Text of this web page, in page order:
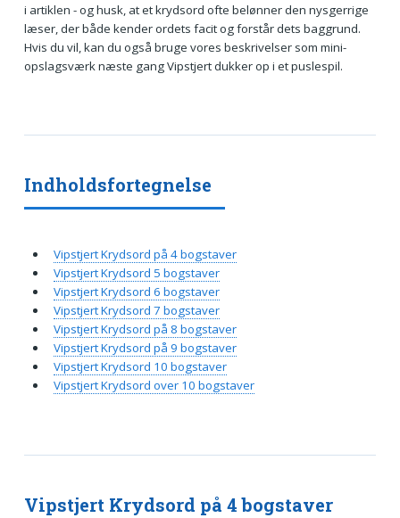
i artiklen - og husk, at et krydsord ofte belønner den nysgerrige
læser, der både kender ordets facit og forstår dets baggrund.
Hvis du vil, kan du også bruge vores beskrivelser som mini-
opslagsværk næste gang Vipstjert dukker op i et puslespil.
Vipstjert Krydsord på 4 bogstaver
Indholdsfortegnelse
Vipstjert Krydsord på 4 bogstaver
Vipstjert Krydsord 5 bogstaver
Vipstjert Krydsord 6 bogstaver
Vipstjert Krydsord 7 bogstaver
Vipstjert Krydsord på 8 bogstaver
Vipstjert Krydsord på 9 bogstaver
Vipstjert Krydsord 10 bogstaver
Vipstjert Krydsord over 10 bogstaver